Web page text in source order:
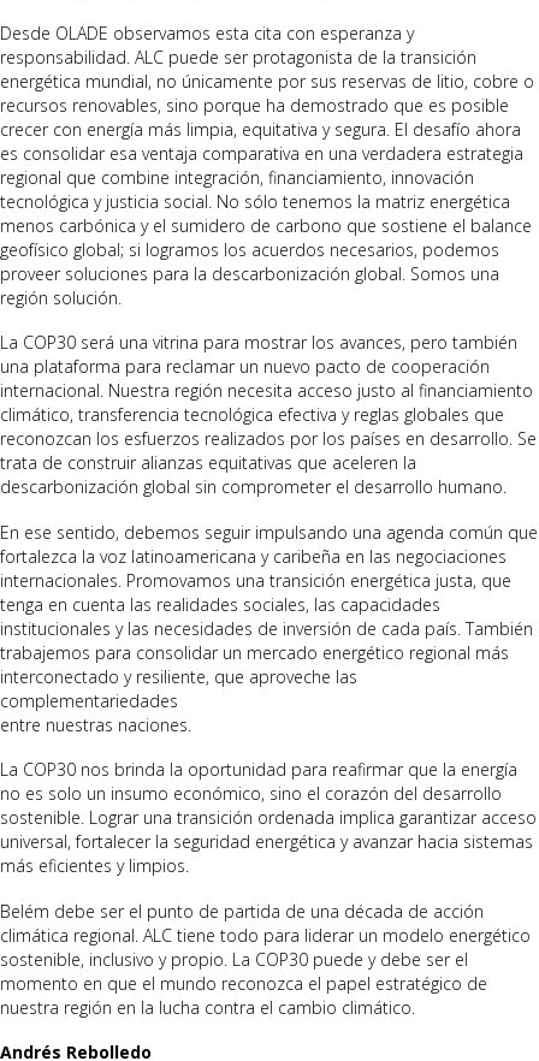
Desde OLADE observamos esta cita con esperanza y
responsabilidad. ALC puede ser protagonista de la transición
energética mundial, no únicamente por sus reservas de litio, cobre o
recursos renovables, sino porque ha demostrado que es posible
crecer con energía más limpia, equitativa y segura. El desafío ahora
es consolidar esa ventaja comparativa en una verdadera estrategia
regional que combine integración, financiamiento, innovación
tecnológica y justicia social. No sólo tenemos la matriz energética
menos carbónica y el sumidero de carbono que sostiene el balance
geofísico global; si logramos los acuerdos necesarios, podemos
proveer soluciones para la descarbonización global. Somos una
región solución.
La COP30 será una vitrina para mostrar los avances, pero también
una plataforma para reclamar un nuevo pacto de cooperación
internacional. Nuestra región necesita acceso justo al financiamiento
climático, transferencia tecnológica efectiva y reglas globales que
reconozcan los esfuerzos realizados por los países en desarrollo. Se
trata de construir alianzas equitativas que aceleren la
descarbonización global sin comprometer el desarrollo humano.
En ese sentido, debemos seguir impulsando una agenda común que
fortalezca la voz latinoamericana y caribeña en las negociaciones
internacionales. Promovamos una transición energética justa, que
tenga en cuenta las realidades sociales, las capacidades
institucionales y las necesidades de inversión de cada país. También
trabajemos para consolidar un mercado energético regional más
interconectado y resiliente, que aproveche las
complementariedades
entre nuestras naciones.
La COP30 nos brinda la oportunidad para reafirmar que la energía
no es solo un insumo económico, sino el corazón del desarrollo
sostenible. Lograr una transición ordenada implica garantizar acceso
universal, fortalecer la seguridad energética y avanzar hacia sistemas
más eficientes y limpios.
Belém debe ser el punto de partida de una década de acción
climática regional. ALC tiene todo para liderar un modelo energético
sostenible, inclusivo y propio. La COP30 puede y debe ser el
momento en que el mundo reconozca el papel estratégico de
nuestra región en la lucha contra el cambio climático.
Andrés Rebolledo